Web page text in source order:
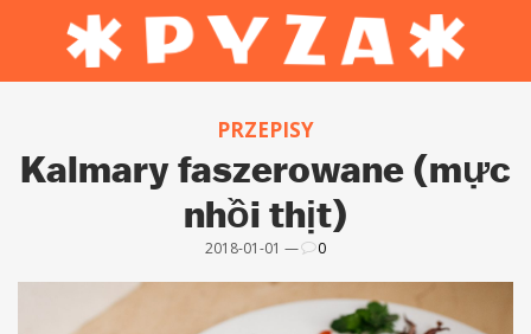
PRZEPISY
Kalmary faszerowane (mực
nhồi thịt)
2018-01-01 — 0